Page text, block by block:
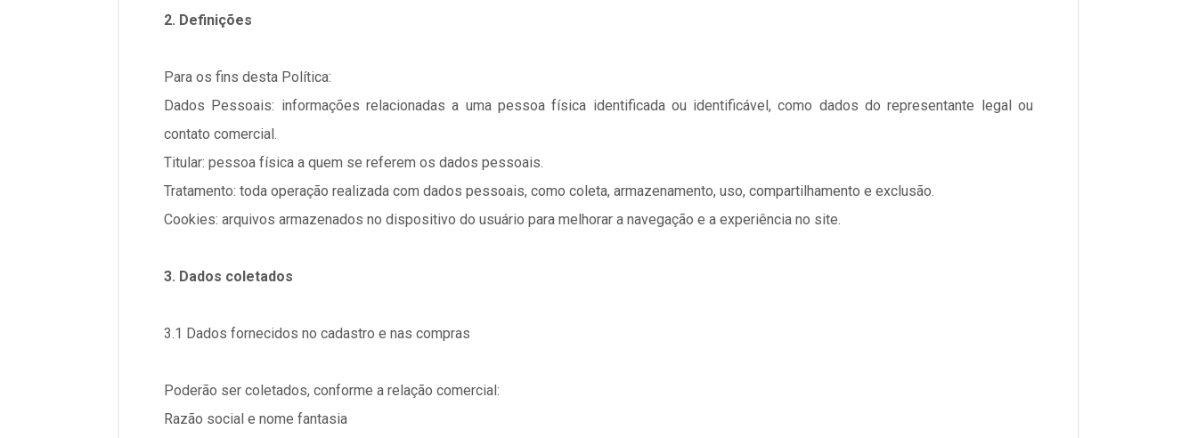
2. Definições
Para os fins desta Política:
Dados Pessoais: informações relacionadas a uma pessoa física identificada ou identificável, como dados do representante legal ou
contato comercial.
Titular: pessoa física a quem se referem os dados pessoais.
Tratamento: toda operação realizada com dados pessoais, como coleta, armazenamento, uso, compartilhamento e exclusão.
Cookies: arquivos armazenados no dispositivo do usuário para melhorar a navegação e a experiência no site.
3. Dados coletados
3.1 Dados fornecidos no cadastro e nas compras
Poderão ser coletados, conforme a relação comercial:
Razão social e nome fantasia